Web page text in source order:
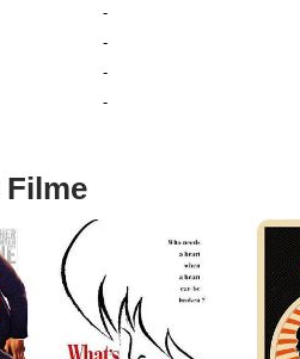
-
-
-
-